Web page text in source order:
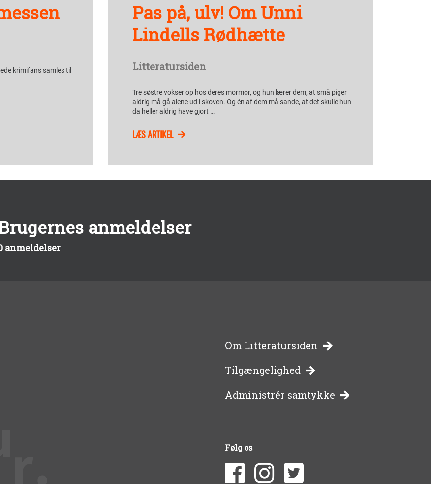
krimifans samles til
Pas på, ulv! Om Unni
Lindells Rødhætte
Litteratursiden
Tre søstre vokser op hos deres mormor, og hun lærer dem, at små piger
aldrig må gå alene ud i skoven. Og én af dem må sande, at det skulle hun
da heller aldrig have gjort …
LÆS ARTIKEL
anmeldelser
anmeldelser
-
bibliotekernes
om
litteratur
Om Litteratursiden
Tilgængelighed
Administrér samtykke
Følg os